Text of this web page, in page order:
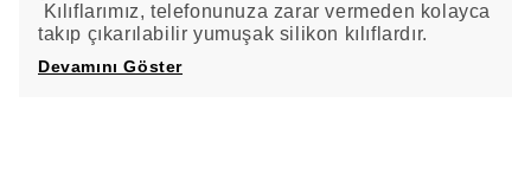
Kılıflarımız, telefonunuza zarar vermeden kolayca
takıp çıkarılabilir yumuşak silikon kılıflardır.
Devamını Göster